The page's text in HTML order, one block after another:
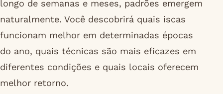
longo de semanas e meses, padrões emergem
naturalmente. Você descobrirá quais iscas
funcionam melhor em determinadas épocas
do ano, quais técnicas são mais eficazes em
diferentes condições e quais locais oferecem
melhor retorno.